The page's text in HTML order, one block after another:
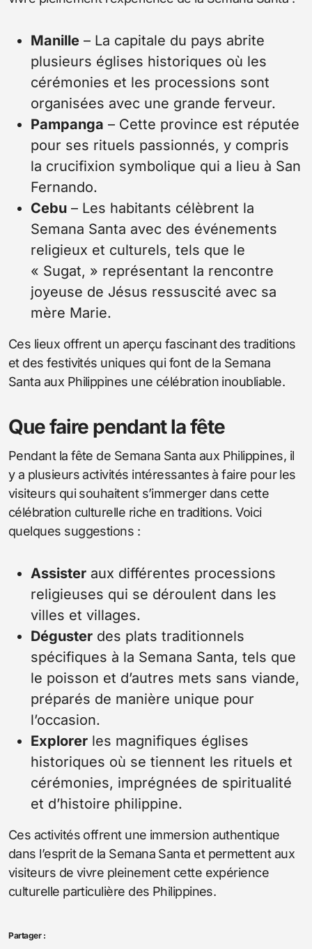
Manille – La capitale du pays abrite
plusieurs églises historiques où les
cérémonies et les processions sont
organisées avec une grande ferveur.
Pampanga – Cette province est réputée
pour ses rituels passionnés, y compris
la crucifixion symbolique qui a lieu à San
Fernando.
Cebu – Les habitants célèbrent la
Semana Santa avec des événements
religieux et culturels, tels que le
« Sugat, » représentant la rencontre
joyeuse de Jésus ressuscité avec sa
mère Marie.
Ces lieux offrent un aperçu fascinant des traditions
et des festivités uniques qui font de la Semana
Santa aux Philippines une célébration inoubliable.
Que faire pendant la fête
Pendant la fête de Semana Santa aux Philippines, il
y a plusieurs activités intéressantes à faire pour les
visiteurs qui souhaitent s’immerger dans cette
célébration culturelle riche en traditions. Voici
quelques suggestions :
Assister aux différentes processions
religieuses qui se déroulent dans les
villes et villages.
Déguster des plats traditionnels
spécifiques à la Semana Santa, tels que
le poisson et d’autres mets sans viande,
préparés de manière unique pour
l’occasion.
Explorer les magnifiques églises
historiques où se tiennent les rituels et
cérémonies, imprégnées de spiritualité
et d’histoire philippine.
Ces activités offrent une immersion authentique
dans l’esprit de la Semana Santa et permettent aux
visiteurs de vivre pleinement cette expérience
culturelle particulière des Philippines.
Partager :